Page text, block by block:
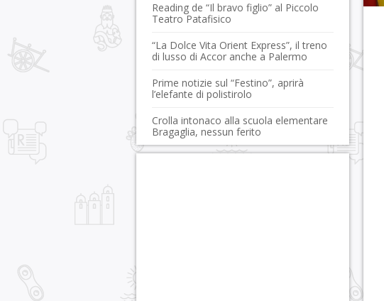
Reading de “Il bravo figlio” al Piccolo
Teatro Patafisico
“La Dolce Vita Orient Express”, il treno
di lusso di Accor anche a Palermo
Prime notizie sul “Festino”, aprirà
l’elefante di polistirolo
Crolla intonaco alla scuola elementare
Bragaglia, nessun ferito